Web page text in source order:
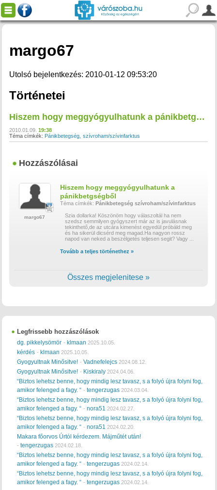
margo67
Utolsó bejelentkezés: 2010-01-12 09:53:20
Történetei
Hiszem hogy meggyógyulhatunk a pánikbetgségből
2010.01.09. 19:38
Téma címkék: Pánikbetegség szívroham/szívinfarktus
Hozzászólásai
margo67
Hiszem hogy meggyógyulhatunk a
pánikbetgségből
Téma címkék: Pánikbetegség szívroham/szívinfarktus
Szia dollarka! Köszönöm hogy válaszoltál ha nem
szedsz semmilyen gyógyszert már az is javulásnak
tekinthető,de az utcára kimenést egyedül próbáld meg
és ha sikerül dicsérd meg magad.Ha nagyon rossz
napod van neked a beszélgetés teljesen segit? Vagy
Tovább a teljes történethez »
Összes megjelenitese »
Legfrissebb hozzászólások
dg. pikkelysömör - klmaan 2025.10.05.
kérdés - klmaan 2025.10.05.
Gyogyultnak Minősitve! -Vadnefelejcs 2024.08.12.
Gyogyultnak Minősitve! - Kiskiraly 2024.04.06.
“Biztos lehetsz benne, hogy mindig lesz tavasz, s a folyó újra folyni fog,
amikor felenged a fagy. “ -tengerzugas 2024.03.04.
“Biztos lehetsz benne, hogy mindig lesz tavasz, s a folyó újra folyni fog,
amikor felenged a fagy. “ -nora51 2024.02.27.
“Biztos lehetsz benne, hogy mindig lesz tavasz, s a folyó újra folyni fog,
amikor felenged a fagy. “ -nora51 2024.02.20.
Makara főorvos Úrtól kérdezem. Májműtét után!
-tengerzugas 2024.02.18.
“Biztos lehetsz benne, hogy mindig lesz tavasz, s a folyó újra folyni fog,
amikor felenged a fagy. “ -tengerzugas 2024.02.14.
“Biztos lehetsz benne, hogy mindig lesz tavasz, s a folyó újra folyni fog,
amikor felenged a fagy. “ -tengerzugas 2024.02.14.